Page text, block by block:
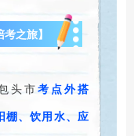
之旅】
头市考点外搭
棚、饮用水、应